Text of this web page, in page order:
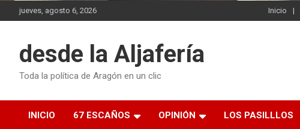
jueves, agosto 6, 2026 Inicio
desde la Aljafería
Toda la política de Aragón en un clic
INICIO 67 ESCAÑOS OPINIÓN LOS PASILLLOS